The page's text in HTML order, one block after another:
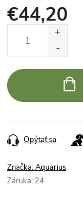
€44,20
Opýtať sa
Značka:Aquarius
Záruka: 24